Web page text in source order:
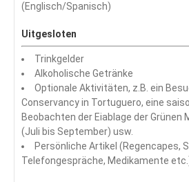
(Englisch/Spanisch)
Uitgesloten
Trinkgelder
Alkoholische Getränke
Optionale Aktivitäten, z.B. ein
Conservancy in Tortuguero, eine
Beobachten der Eiablage der Grünen
(Juli bis September) usw.
Persönliche Artikel (Regencapes,
Telefongespräche, Medikamente